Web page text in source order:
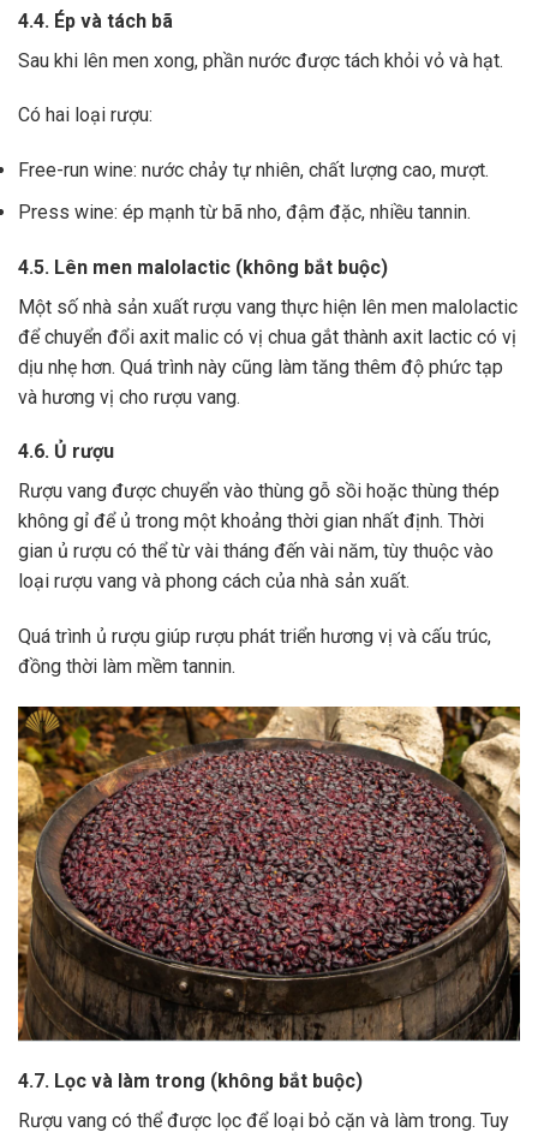
4.4. Ép và tách bã
Sau khi lên men xong, phần nước được tách khỏi vỏ và hạt.
Có hai loại rượu:
Free-run wine: nước chảy tự nhiên, chất lượng cao, mượt.
Press wine: ép mạnh từ bã nho, đậm đặc, nhiều tannin.
4.5. Lên men malolactic (không bắt buộc)
Một số nhà sản xuất rượu vang thực hiện lên men malolactic
để chuyển đổi axit malic có vị chua gắt thành axit lactic có vị
dịu nhẹ hơn. Quá trình này cũng làm tăng thêm độ phức tạp
và hương vị cho rượu vang.
4.6. Ủ rượu
Rượu vang được chuyển vào thùng gỗ sồi hoặc thùng thép
không gỉ để ủ trong một khoảng thời gian nhất định. Thời
gian ủ rượu có thể từ vài tháng đến vài năm, tùy thuộc vào
loại rượu vang và phong cách của nhà sản xuất.
Quá trình ủ rượu giúp rượu phát triển hương vị và cấu trúc,
đồng thời làm mềm tannin.
4.7. Lọc và làm trong (không bắt buộc)
Rượu vang có thể được lọc để loại bỏ cặn và làm trong. Tuy